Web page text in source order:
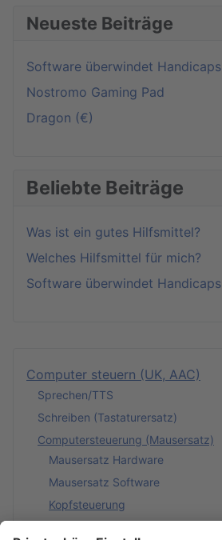
Computer steuern (UK, AAC)
Sprechen/TTS
Schreiben (Tastaturersatz)
Computersteuerung (Mausersatz)
Mausersatz Hardware
Mausersatz Software
Kopfsteuerung
Neueste Beiträge
Software überwindet Handicaps
Nostromo Gaming Pad
Dragon (€)
Beliebte Beiträge
Was ist ein gutes Hilfsmittel?
Welches Hilfsmittel für mich?
Software überwindet Handicaps